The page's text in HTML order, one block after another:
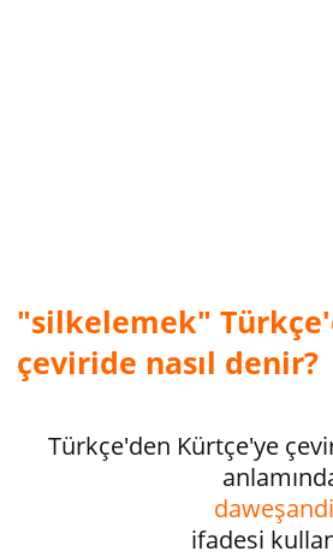
"silkelemek"
çeviride nasıl denir?
Türkçe'den Kürtçe'ye
ifadesi